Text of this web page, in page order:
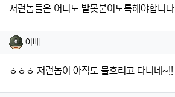
저런놈들은 어디도 발못붙이도록해야합니다
아베님의 댓글
아베
ㅎㅎㅎ 저런놈이 아직도 물흐리고 다니네~!!